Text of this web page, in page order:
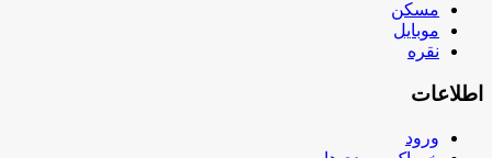
مسکن
موبایل
نقره
اطلاعات
ورود